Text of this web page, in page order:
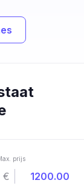
prijs
€